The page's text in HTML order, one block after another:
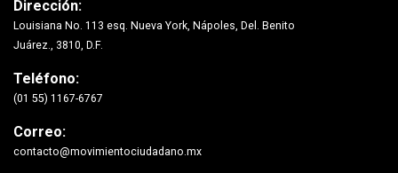
Dirección:
Louisiana No. 113 esq. Nueva York, Nápoles, Del. Benito
Juárez., 3810, D.F.
Teléfono:
(01 55) 1167-6767
Correo:
contacto@movimientociudadano.mx